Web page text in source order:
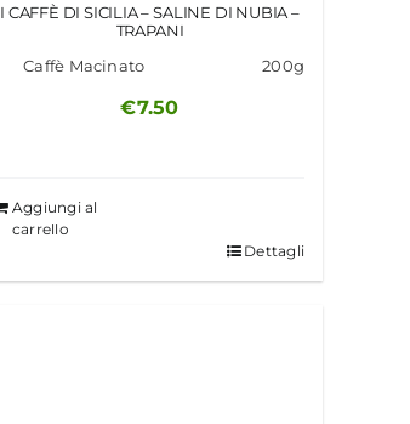
I CAFFÈ DI SICILIA – SALINE DI NUBIA –
TRAPANI
Caffè Macinato
200g
€7.50
Aggiungi al
carrello
Dettagli